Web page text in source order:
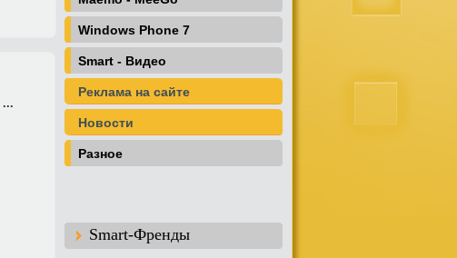
...
Windows Phone 7
Smart - Видео
Реклама на сайте
Новости
Разное
Smart-Френды